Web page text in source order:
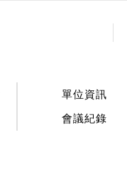
單位資訊
會議紀錄